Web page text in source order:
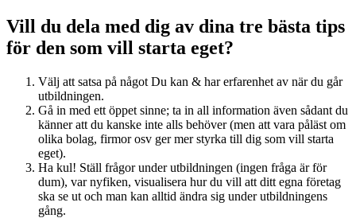
Vill du dela med dig av dina tre bästa tips
för den som vill starta eget?
Välj att satsa på något Du kan & har erfarenhet av när du går
utbildningen.
Gå in med ett öppet sinne; ta in all information även sådant du
känner att du kanske inte alls behöver (men att vara påläst om
olika bolag, firmor osv ger mer styrka till dig som vill starta
eget).
Ha kul! Ställ frågor under utbildningen (ingen fråga är för
dum), var nyfiken, visualisera hur du vill att ditt egna företag
ska se ut och man kan alltid ändra sig under utbildningens
gång.